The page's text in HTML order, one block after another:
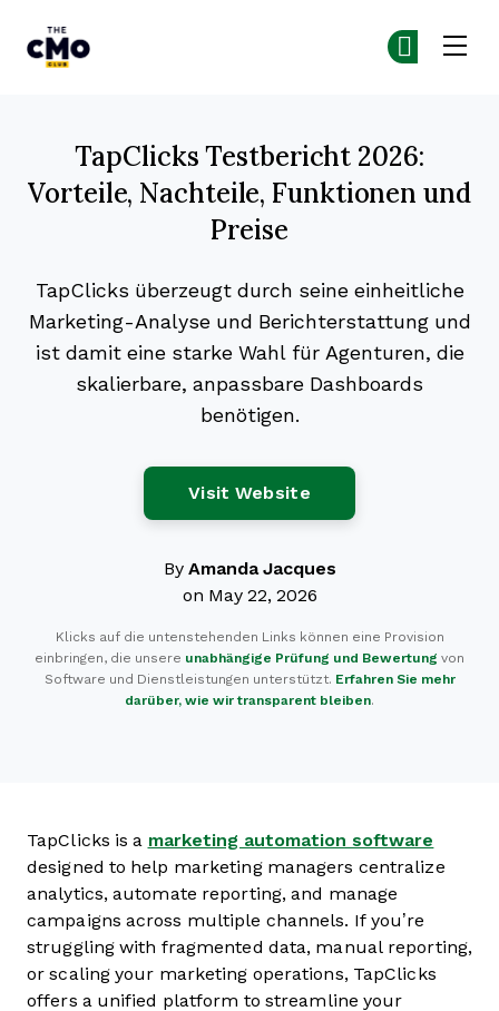
TapClicks Testbericht 2026:
Vorteile, Nachteile, Funktionen und
Preise
TapClicks überzeugt durch seine einheitliche
Marketing-Analyse und Berichterstattung und
ist damit eine starke Wahl für Agenturen, die
skalierbare, anpassbare Dashboards
benötigen.
Visit Website
By Amanda Jacques
on May 22, 2026
Klicks auf die untenstehenden Links können eine Provision
einbringen, die unsere unabhängige Prüfung und Bewertung von
Software und Dienstleistungen unterstützt. Erfahren Sie mehr
darüber, wie wir transparent bleiben.
TapClicks is a marketing automation software
designed to help marketing managers centralize
analytics, automate reporting, and manage
campaigns across multiple channels. If you’re
struggling with fragmented data, manual reporting,
or scaling your marketing operations, TapClicks
offers a unified platform to streamline your